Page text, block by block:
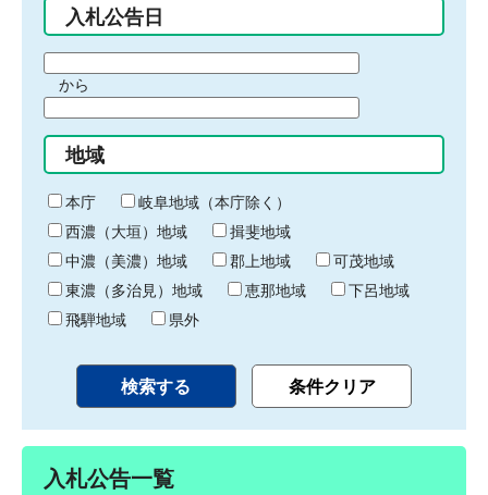
入札公告日
間
始
り
から
間
終
わ
り
地域
本庁
岐阜地域（本庁除く）
西濃（大垣）地域
揖斐地域
中濃（美濃）地域
郡上地域
可茂地域
東濃（多治見）地域
恵那地域
下呂地域
飛騨地域
県外
入札公告一覧